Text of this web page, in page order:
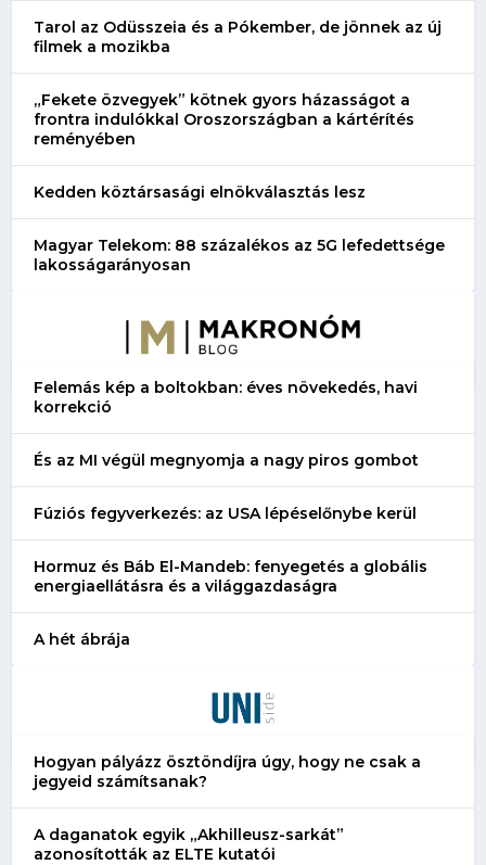
Tarol az Odüsszeia és a Pókember, de jönnek az új
filmek a mozikba
„Fekete özvegyek” kötnek gyors házasságot a
frontra indulókkal Oroszországban a kártérítés
reményében
Kedden köztársasági elnökválasztás lesz
Magyar Telekom: 88 százalékos az 5G lefedettsége
lakosságarányosan
Felemás kép a boltokban: éves növekedés, havi
korrekció
És az MI végül megnyomja a nagy piros gombot
Fúziós fegyverkezés: az USA lépéselőnybe kerül
Hormuz és Báb El-Mandeb: fenyegetés a globális
energiaellátásra és a világgazdaságra
A hét ábrája
Hogyan pályázz ösztöndíjra úgy, hogy ne csak a
jegyeid számítsanak?
A daganatok egyik „Akhilleusz-sarkát”
azonosították az ELTE kutatói